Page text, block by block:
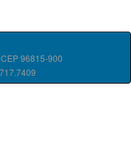
96815-900